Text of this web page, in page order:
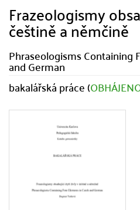
Frazeologismy
češtině a němčině
Phraseologisms Containing
and German
bakalářská práce (